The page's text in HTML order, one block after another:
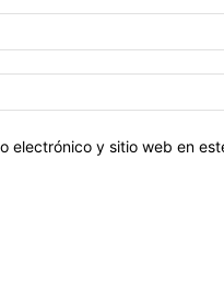
electrónico y sitio web en